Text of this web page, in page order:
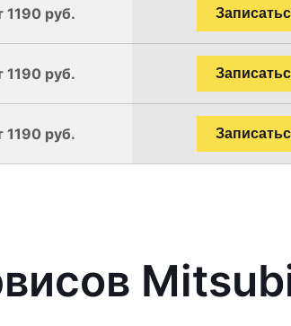
1190 руб.
1190 руб.
1190 руб.